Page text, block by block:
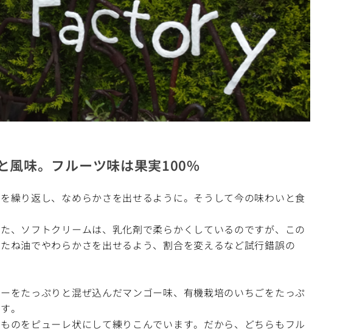
風味。フルーツ味は果実100%
繰り返し、なめらかさを出せるように。そうして今の味わいと食
、ソフトクリームは、乳化剤で柔らかくしているのですが、この
ね油でやわらかさを出せるよう、割合を変えるなど試行錯誤の
をたっぷりと混ぜ込んだマンゴー味、有機栽培のいちごをたっぷ
。
のをピューレ状にして練りこんでいます。だから、どちらもフル